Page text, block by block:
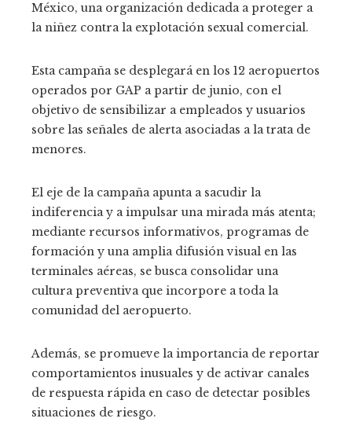
México, una organización dedicada a proteger a
la niñez contra la explotación sexual comercial.
Esta campaña se desplegará en los 12 aeropuertos
operados por GAP a partir de junio, con el
objetivo de sensibilizar a empleados y usuarios
sobre las señales de alerta asociadas a la trata de
menores.
El eje de la campaña apunta a sacudir la
indiferencia y a impulsar una mirada más atenta;
mediante recursos informativos, programas de
formación y una amplia difusión visual en las
terminales aéreas, se busca consolidar una
cultura preventiva que incorpore a toda la
comunidad del aeropuerto.
Además, se promueve la importancia de reportar
comportamientos inusuales y de activar canales
de respuesta rápida en caso de detectar posibles
situaciones de riesgo.